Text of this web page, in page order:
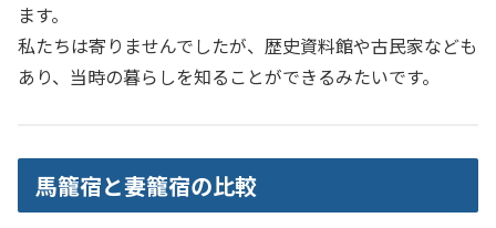
ます。
私たちは寄りませんでしたが、歴史資料館や古民家なども
あり、当時の暮らしを知ることができるみたいです。
馬籠宿と妻籠宿の比較